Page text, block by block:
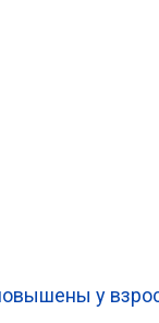
у